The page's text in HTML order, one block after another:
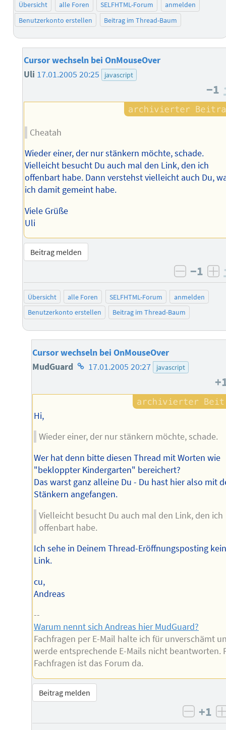
Übersicht alle Foren SELFHTML-Forum
anmelden
Benutzerkonto erstellen
Beitrag im Thread-Baum
Cursor wechseln bei OnMouseOver
Uli 17.01.2005 20:25 javascript
−1
Cheatah
Wieder einer, der nur stänkern möchte, schade.
Vielleicht besucht Du auch mal den Link, den ich
offenbart habe. Dann verstehst vielleicht auch Du,
ich damit gemeint habe.
Viele Grüße
Uli
Beitrag melden
negativ
−1
Übersicht alle Foren SELFHTML-Forum
anmelden
Benutzerkonto erstellen
Beitrag im Thread-Baum
Cursor wechseln bei OnMouseOver
MudGuard Homepage
Autors
17.01.2005 20:27 javascript
Hi,
Wieder einer, der nur stänkern möchte, schade.
Wer hat denn bitte diesen Thread mit Worten wie
"bekloppter Kindergarten" bereichert?
Das warst ganz alleine Du - Du hast hier also mit
Stänkern angefangen.
Vielleicht besucht Du auch mal den Link, den ich
offenbart habe.
Ich sehe in Deinem Thread-Eröffnungsposting
Link.
cu,
Andreas
--
Warum nennt sich Andreas hier MudGuard?
Fachfragen per E-Mail halte ich für unverschämt
werde entsprechende E-Mails nicht beantworten.
Fachfragen ist das Forum da.
Beitrag melden
+1